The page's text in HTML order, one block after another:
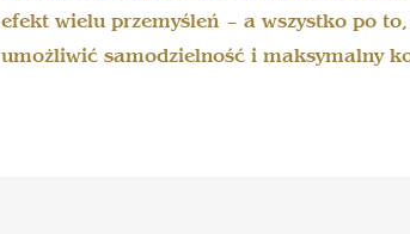
efekt wielu przemyśleń – a wszystko po
umożliwić samodzielność i maksymalny